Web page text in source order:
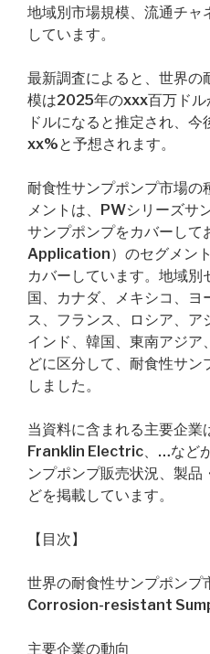
地域別市場規模、流通チャ
しています。
最新調査によると、世界の
模は2025年のxxx百万ド
ドルになると推定され、
xx%と予想されます。
耐食性サンプポンプ市場
メントは、PWシリーズサ
サンプポンプをカバーして
Application）のセグメン
カバーしています。地域別
国、カナダ、メキシコ、ヨ
ス、フランス、ロシア、ア
インド、韓国、東南アジア
どに区分して、耐食性サ
しました。
当資料に含まれる主要企
Franklin Electric、…など
ンプポンプ販売状況、製
どを掲載しています。
【目次】
世界の耐食性サンプポンプ
Corrosion-resistant
主要企業の動向